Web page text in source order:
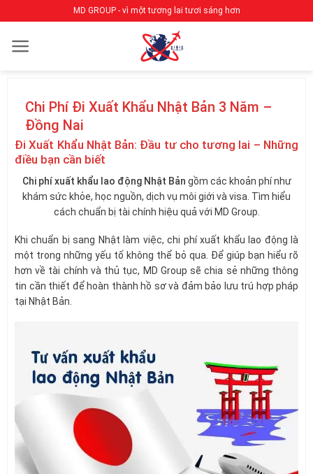
qua
nội
MD GROUP - vì một tương lai tươi sáng hơn
Chi Phí Đi Xuất Khẩu Nhật Bản 3 Năm –
Đồng Nai
Đi Xuất Khẩu Nhật Bản: Đầu tư cho tương lai – Những
điều bạn cần biết
Chi phí xuất khẩu lao động Nhật Bản gồm các khoản phí như
khám sức khỏe, học nguồn, dịch vụ môi giới và visa. Tìm hiểu
cách chuẩn bị tài chính hiệu quả với MD Group.
Khi chuẩn bị sang Nhật làm việc, chi phí xuất khẩu lao động là
một trong những yếu tố không thể bỏ qua. Để giúp bạn hiểu rõ
hơn về tài chính và thủ tục, MD Group sẽ chia sẻ những thông
tin cần thiết để hoàn thành hồ sơ và đảm bảo lưu trú hợp pháp
tại Nhật Bản.